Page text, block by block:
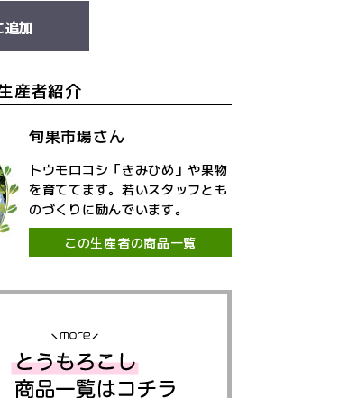
加
産者紹介
旬果市場さん
トウモロコシ「きみひめ」や果物
を育ててます。若いスタッフとも
のづくりに励んでいます。
この生産者の商品一覧